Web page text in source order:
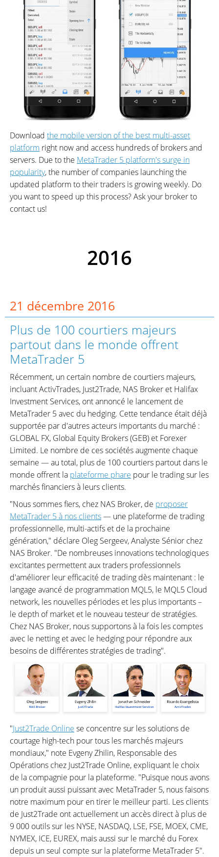
Download the mobile version of the best multi-asset
platform right now and access hundreds of brokers and
servers. Due to the MetaTrader 5 platform's surge in
popularity, the number of companies launching the
updated platform to their traders is growing weekly. Do
you want to speed up this process? Ask your broker to
contact us!
2016
21 décembre 2016
Plus de 100 courtiers majeurs
partout dans le monde offrent
MetaTrader 5
Récemment, un certain nombre de courtiers majeurs,
incluant ActivTrades, Just2Trade, NAS Broker et Halifax
Investment Services, ont annoncé le lancement de
MetaTrader 5 avec du hedging. Cette tendance était déjà
supportée par d'autres acteurs importants du marché :
GLOBAL FX, Global Equity Brokers (GEB) et Forexer
Limited. Le nombre de ces sociétés augmente chaque
semaine — au total, plus de 100 courtiers partout dans le
monde offrent la plateforme phare pour le trading sur les
marchés financiers à leurs clients.
"Nous sommes fiers, chez NAS Broker, de proposer
MetaTrader 5 à nos clients— une plateforme de trading
professionnelle, multi-actifs et de la prochaine
génération," déclare Oleg Sergeev, Analyste Sénior chez
NAS Broker. "De nombreuses innovations technologiques
excitantes permettent aux traders professionnels
d'améliorer leur efficacité de trading dès maintenant : le
langage avancé de programmation MQL5, le MQL5 Cloud
network, les nouvelles périodes et les plus importants –
le depth of market et le nouveau testeur de stratégies.
Chez NAS Broker, nous supportons à la fois les comptes
avec le netting et avec le hedging pour répondre aux
besoins de différentes stratégies de trading".
"Just2Trade Online se concentre sur les solutions de
courtage high-tech pour tous les marchés majeurs
mondiaux," note Evgeny Zhilin, Responsable des
Opérations chez Just2Trade Online, expliquant le choix
de la compagnie pour la plateforme. "Puisque nous avons
un produit aussi puissant avec MetaTrader 5, nous faisons
notre maximum pour en tirer le meilleur parti. Les clients
de Just2Trade ont actuellement un accès direct à plus de
9 000 outils sur les NYSE, NASDAQ, LSE, FSE, MOEX, CME,
NYMEX, ICE, EUREX, mais aussi sur le marché du Forex
depuis un seul compte sur la plateforme MetaTrader 5".